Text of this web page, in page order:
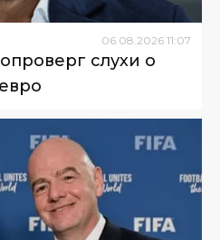
06.08.2026 11:07
слухи о